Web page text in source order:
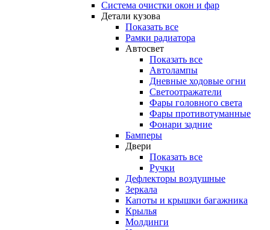
Система очистки окон и фар
Детали кузова
Показать все
Рамки радиатора
Автосвет
Показать все
Автолампы
Дневные ходовые огни
Светоотражатели
Фары головного света
Фары противотуманные
Фонари задние
Бамперы
Двери
Показать все
Ручки
Дефлекторы воздушные
Зеркала
Капоты и крышки багажника
Крылья
Молдинги